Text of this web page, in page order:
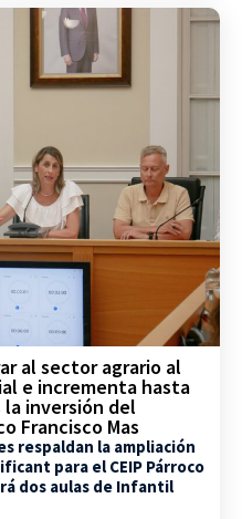
al sector agrario al
e incrementa hasta
la inversión del
Francisco Mas
respaldan la ampliación
para el CEIP Párroco
dos aulas de Infantil